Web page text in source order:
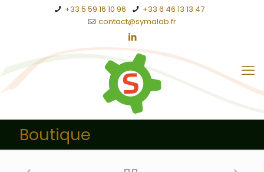
+33 5 59 16 10 96
+33 6 46 13 13 47
contact@symalab.fr
Boutique